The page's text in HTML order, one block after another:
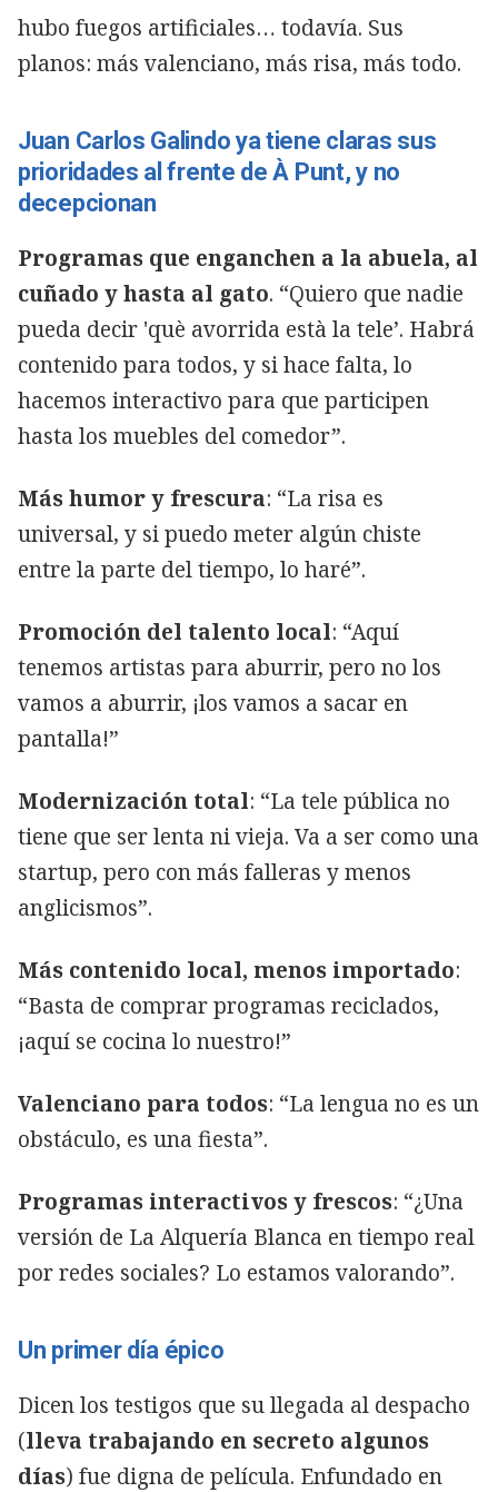
hubo fuegos artificiales… todavía. Sus
planos: más valenciano, más risa, más todo.
Juan Carlos Galindo ya tiene claras sus
prioridades al frente de À Punt, y no
decepcionan
Programas que enganchen a la abuela, al
cuñado y hasta al gato. “Quiero que nadie
pueda decir 'què avorrida està la tele’. Habrá
contenido para todos, y si hace falta, lo
hacemos interactivo para que participen
hasta los muebles del comedor”.
Más humor y frescura: “La risa es
universal, y si puedo meter algún chiste
entre la parte del tiempo, lo haré”.
Promoción del talento local: “Aquí
tenemos artistas para aburrir, pero no los
vamos a aburrir, ¡los vamos a sacar en
pantalla!”
Modernización total: “La tele pública no
tiene que ser lenta ni vieja. Va a ser como una
startup, pero con más falleras y menos
anglicismos”.
Más contenido local, menos importado:
“Basta de comprar programas reciclados,
¡aquí se cocina lo nuestro!”
Valenciano para todos: “La lengua no es un
obstáculo, es una fiesta”.
Programas interactivos y frescos: “¿Una
versión de La Alquería Blanca en tiempo real
por redes sociales? Lo estamos valorando”.
Un primer día épico
Dicen los testigos que su llegada al despacho
(lleva trabajando en secreto algunos
días) fue digna de película. Enfundado en